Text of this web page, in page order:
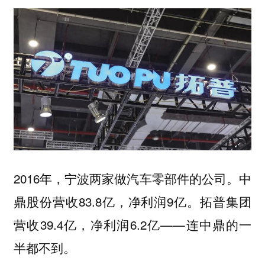
2016年，宁波两家做汽车零部件的公司。中
鼎股份营收83.8亿，净利润9亿。拓普集团
营收39.4亿，净利润6.2亿——连中鼎的一
半都不到。